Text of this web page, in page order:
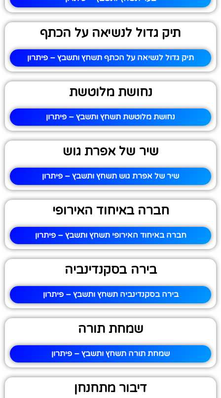
תיק גדול לנשיאה על הכתף
תיק גדול לנשיאה על הכתף תשחץ ותשבץ – פיתרון
נחושת מלוטשת
נחושת מלוטשת תשחץ ותשבץ – פיתרון
שיר של אפרת גוש
שיר של אפרת גוש תשחץ ותשבץ – פיתרון
חברה באיחוד האירופי
חברה באיחוד האירופי תשחץ ותשבץ – פיתרון
בירה בסקנדינביה
בירה בסקנדינביה תשחץ ותשבץ – פיתרון
שמחת תורה
שמחת תורה תשחץ ותשבץ – פיתרון
דיבור מתחנחן